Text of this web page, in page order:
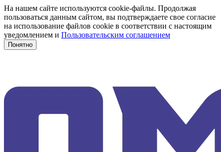
На нашем сайте используются cookie-файлы. Продолжая
пользоваться данным сайтом, вы подтверждаете свое согласие
на использование файлов cookie в соответствии с настоящим
уведомлением и Пользовательским соглашением
Понятно